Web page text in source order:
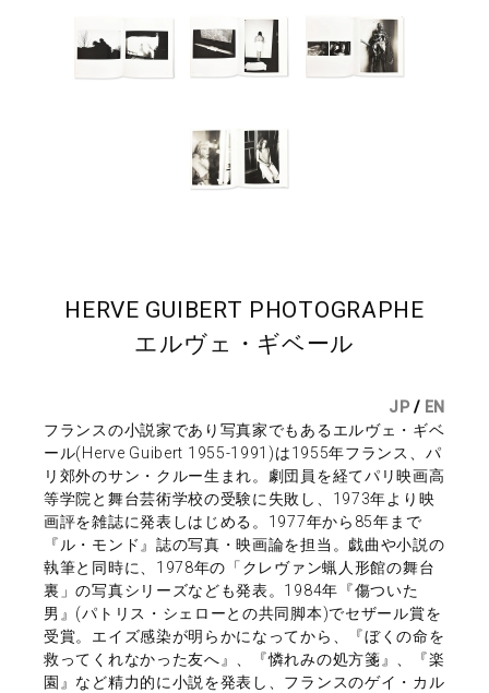
HERVE GUIBERT PHOTOGRAPHE
エルヴェ・ギベール
JP / EN
フランスの小説家であり写真家でもあるエルヴェ・ギベ
ール(Herve Guibert 1955-1991)は1955年フランス、パ
リ郊外のサン・クルー生まれ。劇団員を経てパリ映画高
等学院と舞台芸術学校の受験に失敗し、1973年より映
画評を雑誌に発表しはじめる。1977年から85年まで
『ル・モンド』誌の写真・映画論を担当。戯曲や小説の
執筆と同時に、1978年の「クレヴァン蝋人形館の舞台
裏」の写真シリーズなども発表。1984年『傷ついた
男』(パトリス・シェローとの共同脚本)でセザール賞を
受賞。エイズ感染が明らかになってから、『ぼくの命を
救ってくれなかった友へ』、『憐れみの処方箋』、『楽
園』など精力的に小説を発表し、フランスのゲイ・カル